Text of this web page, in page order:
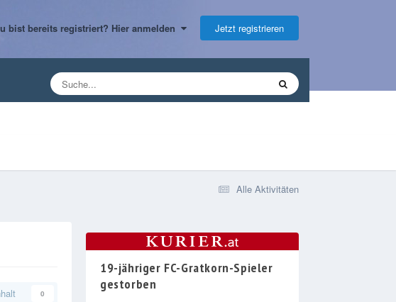
bist bereits registriert? Hier anmelden Jetzt registrieren
Alle Aktivitäten
0
19-jähriger FC-Gratkorn-Spieler
gestorben